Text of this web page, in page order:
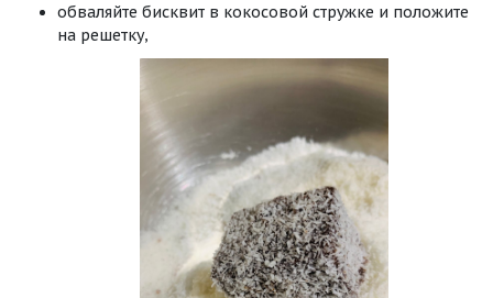
обваляйте бисквит в кокосовой стружке и положите
на решетку,